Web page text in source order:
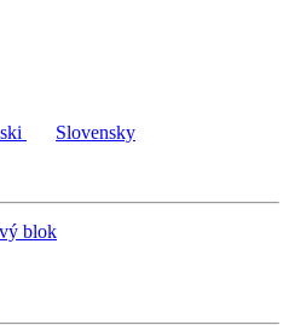
Slovensky
blok